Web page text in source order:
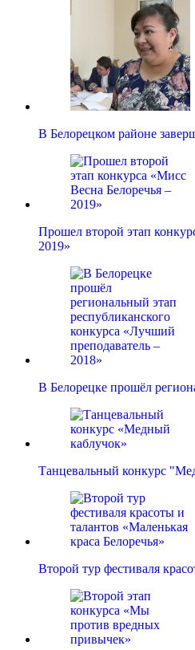
В Белорецком районе
Прошел второй этап
2019»
В Белорецке прошёл
Танцевальный конкурс
Второй тур фестиваля